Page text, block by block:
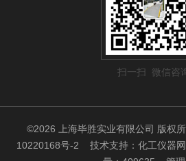
扫一扫 微信咨
©2026 上海毕胜实业有限公司 版
10220168号-2 技术支持：化工仪器网